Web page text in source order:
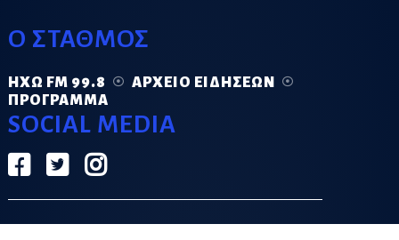
Ο ΣΤΑΘΜΟΣ
ΗΧΏ FM 99.8
ΑΡΧΕΊΟ ΕΙΔΉΣΕΩΝ
ΠΡΌΓΡΑΜΜΑ
SOCIAL MEDIA